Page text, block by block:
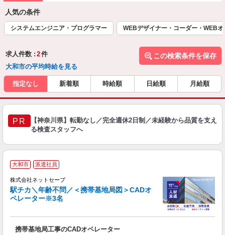
人気の条件
システムエンジニア・プログラマー WEBデザイナー・コーダー・WEBオ
求人件数 : 2件
大和市の平均時給を見る
この検索条件を保存
指定なし 新着順 時給順 日給順 月給順
PR
【神奈川県】転勤なし／完全週休2日制／未経験から品質を支え
る検査スタッフへ
大和市 派遣社員
株式会社ネットセーブ
駅チカ＼年齢不問／＜携帯基地局図＞CADオ
ペレーター※3名
携帯基地局工事のCADオペレーター